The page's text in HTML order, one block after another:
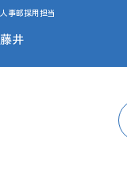
人事部採用担当
藤井